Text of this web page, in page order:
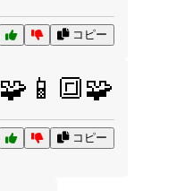
コピー
🧩📱🔳🧩
コピー